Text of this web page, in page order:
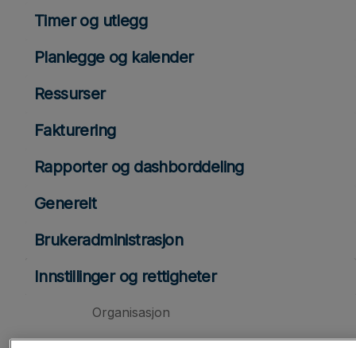
Timer og utlegg
Planlegge og kalender
Ressurser
Fakturering
Rapporter og dashborddeling
Generelt
Brukeradministrasjon
Innstillinger og rettigheter
Organisasjon